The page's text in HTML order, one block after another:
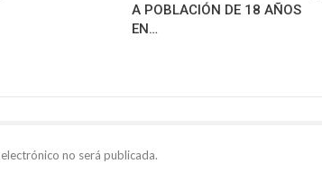
A POBLACIÓN DE 18 AÑOS
EN…
no será publicada.